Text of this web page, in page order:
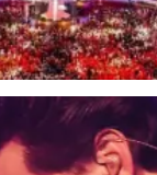
reviews